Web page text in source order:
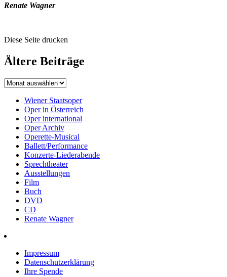
Renate Wagner
Diese Seite drucken
Ältere Beiträge
Wiener Staatsoper
Oper in Österreich
Oper international
Oper Archiv
Operette-Musical
Ballett/Performance
Konzerte-Liederabende
Sprechtheater
Ausstellungen
Film
Buch
DVD
CD
Renate Wagner
Impressum
Datenschutzerklärung
Ihre Spende